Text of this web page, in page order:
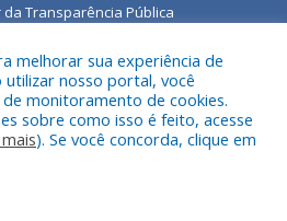
da Transparência Pública
a Câmara Municipal de Porto de
Moz.
Administrativa
melhorar sua experiência de
nosso portal, você
monitoramento de cookies.
sobre como isso é feito, acesse
). Se você concorda, clique em